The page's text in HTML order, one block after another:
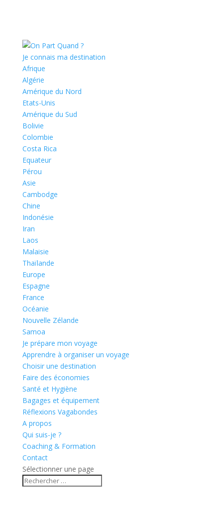
Je connais ma destination
Afrique
Algérie
Amérique du Nord
Etats-Unis
Amérique du Sud
Bolivie
Colombie
Costa Rica
Equateur
Pérou
Asie
Cambodge
Chine
Indonésie
Iran
Laos
Malaisie
Thaïlande
Europe
Espagne
France
Océanie
Nouvelle Zélande
Samoa
Je prépare mon voyage
Apprendre à organiser un voyage
Choisir une destination
Faire des économies
Santé et Hygiène
Bagages et équipement
Réflexions Vagabondes
A propos
Qui suis-je ?
Coaching & Formation
Contact
Sélectionner une page